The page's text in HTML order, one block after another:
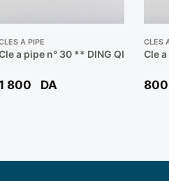
À PIPE
a pipe n° 30 ** DING QI
800 DA
CLÉS
Cle
800